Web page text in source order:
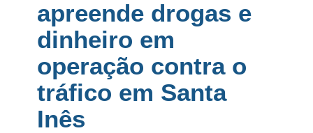
apreende drogas e
dinheiro em
operação contra o
tráfico em Santa
Inês